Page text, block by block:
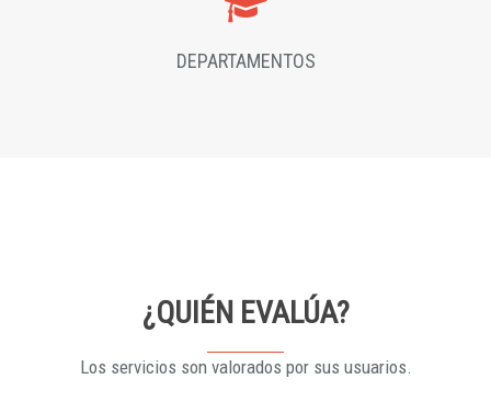
DEPARTAMENTOS
¿QUIÉN EVALÚA?
Los servicios son valorados por sus usuarios.